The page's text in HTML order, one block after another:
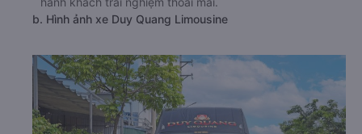
mới, được bảo dưỡng và kiểm tra kỹ thuật thường xuyên,
đảm bảo an toàn cho hành khách. Bên cạnh đó, không
hành khách trải nghiệm thoải mái.
b. Hình ảnh xe Duy Quang Limousine